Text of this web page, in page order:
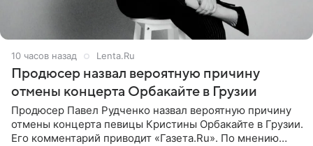
10 часов назад Lenta.Ru
Продюсер назвал вероятную причину
отмены концерта Орбакайте в Грузии
Продюсер Павел Рудченко назвал вероятную причину
отмены концерта певицы Кристины Орбакайте в Грузии.
Его комментарий приводит «Газета.Ru». По мнению